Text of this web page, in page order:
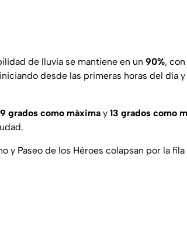
de lluvia se mantiene en un 90%, con
desde las primeras horas del día
grados como máxima y 13 grados como
y Paseo de los Héroes colapsan por la